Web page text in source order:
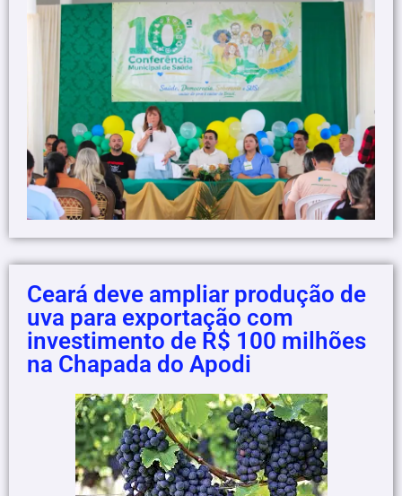
Ceará deve ampliar produção de
uva para exportação com
investimento de R$ 100 milhões
na Chapada do Apodi